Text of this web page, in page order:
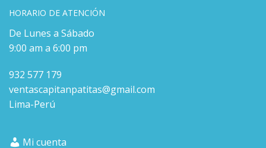
HORARIO DE ATENCIÓN
De Lunes a Sábado
9:00 am a 6:00 pm
932 577 179
ventascapitanpatitas@gmail.com
Lima-Perú
Mi cuenta